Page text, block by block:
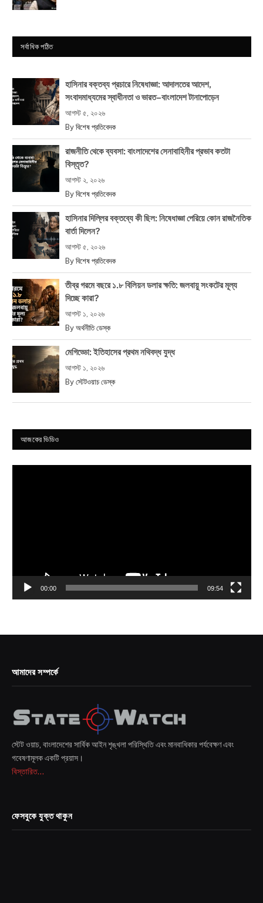
সর্বাধিক পঠিত
হাসিনার বক্তব্য প্রচারে নিষেধাজ্ঞা: আদালতের আদেশ,
সংবাদমাধ্যমের স্বাধীনতা ও ভারত–বাংলাদেশ টানাপোড়েন
আগস্ট ৫, ২০২৬
By বিশেষ প্রতিবেদক
রাজনীতি থেকে ব্যবসা: বাংলাদেশের সেনাবাহিনীর প্রভাব কতটা
বিস্তৃত?
আগস্ট ২, ২০২৬
By বিশেষ প্রতিবেদক
হাসিনার দিল্লির বক্তব্যে কী ছিল: নিষেধাজ্ঞা পেরিয়ে কোন রাজনৈতিক
বার্তা দিলেন?
আগস্ট ৫, ২০২৬
By বিশেষ প্রতিবেদক
তীব্র গরমে বছরে ১.৮ বিলিয়ন ডলার ক্ষতি: জলবায়ু সংকটের মূল্য
দিচ্ছে কারা?
আগস্ট ১, ২০২৬
By অর্থনীতি ডেস্ক
মেগিড্ডো: ইতিহাসের প্রথম নথিবদ্ধ যুদ্ধ
আগস্ট ১, ২০২৬
By স্টেটওয়াচ ডেস্ক
আজকের ভিডিও
00:00 09:54
আমাদের সম্পর্কে
স্টেট ওয়াচ, বাংলাদেশের সার্বিক আইন শৃঙ্খলা পরিস্থিতি এবং মানবাধিকার পর্যবেক্ষণ এবং
গবেষণামূলক একটি প্রয়াস।
বিস্তারিত...
ফেসবুকে যুক্ত থাকুন